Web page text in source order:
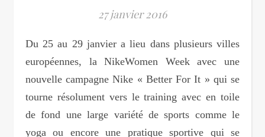
27 janvier 2016
Du 25 au 29 janvier a lieu dans plusieurs villes
européennes, la NikeWomen Week avec une
nouvelle campagne Nike « Better For It » qui se
tourne résolument vers le training avec en toile
de fond une large variété de sports comme le
yoga ou encore une pratique sportive qui se